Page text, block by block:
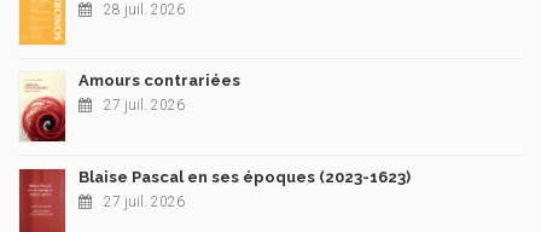
28 juil. 2026
Amours contrariées
27 juil. 2026
Blaise Pascal en ses époques (2023-1623)
27 juil. 2026